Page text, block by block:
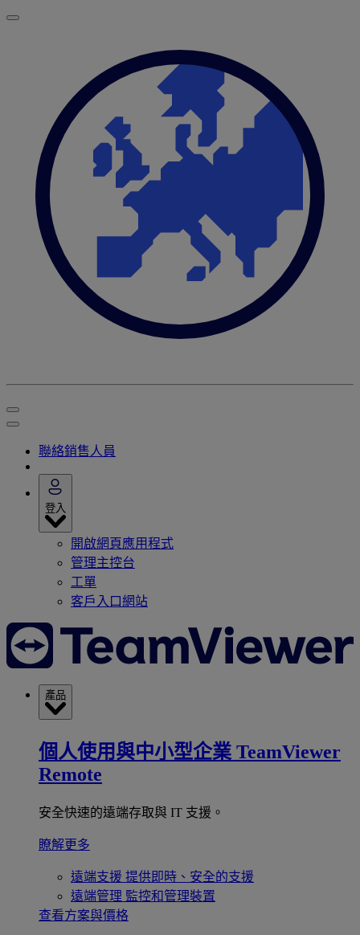
聯絡銷售人員
登入
開啟網頁應用程式
管理主控台
工單
客戶入口網站
產品
個人使用與中小型企業 TeamViewer
Remote
安全快速的遠端存取與 IT 支援。
瞭解更多
遠端支援 提供即時、安全的支援
遠端管理 監控和管理裝置
查看方案與價格